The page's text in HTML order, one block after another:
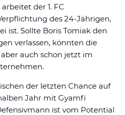
der 1. FC
des 24-Jährigen,
ist. Sollte Boris Tomiak den
verlassen, könnten die
auch schon jetzt im
der letzten Chance auf
Jahr mit Gyamfi
ist vom Potential